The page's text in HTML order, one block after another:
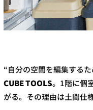
“自分の空間を編集する
CUBE TOOLS。1階に個
がる。その理由は土間仕